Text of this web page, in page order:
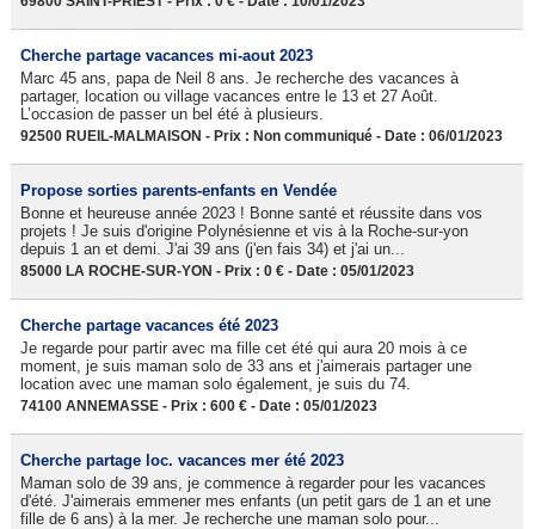
Cherche partage vacances mi-aout 2023
Marc 45 ans, papa de Neil 8 ans. Je recherche des vacances à
partager, location ou village vacances entre le 13 et 27 Août.
L’occasion de passer un bel été à plusieurs.
92500 RUEIL-MALMAISON - Prix : Non communiqué - Date : 06/01/2023
Propose sorties parents-enfants en Vendée
Bonne et heureuse année 2023 ! Bonne santé et réussite dans vos
projets ! Je suis d'origine Polynésienne et vis à la Roche-sur-yon
depuis 1 an et demi. J'ai 39 ans (j'en fais 34) et j'ai un...
85000 LA ROCHE-SUR-YON - Prix : 0 € - Date : 05/01/2023
Cherche partage vacances été 2023
Je regarde pour partir avec ma fille cet été qui aura 20 mois à ce
moment, je suis maman solo de 33 ans et j'aimerais partager une
location avec une maman solo également, je suis du 74.
74100 ANNEMASSE - Prix : 600 € - Date : 05/01/2023
Cherche partage loc. vacances mer été 2023
Maman solo de 39 ans, je commence à regarder pour les vacances
d'été. J'aimerais emmener mes enfants (un petit gars de 1 an et une
fille de 6 ans) à la mer. Je recherche une maman solo pour...